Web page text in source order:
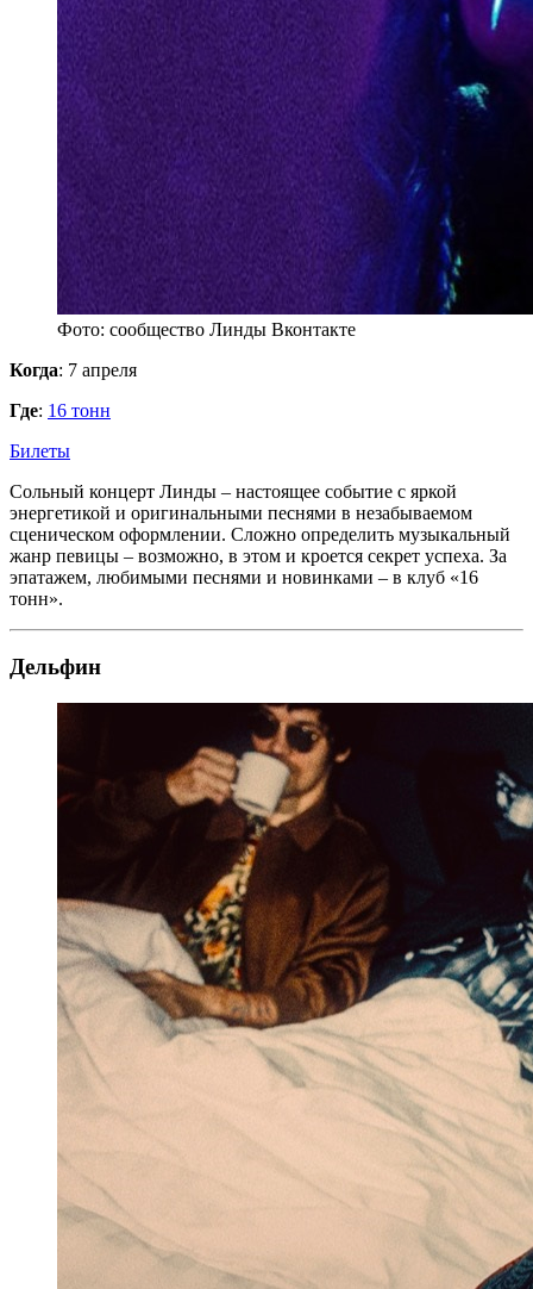
Фото: сообщество Линды Вконтакте
Когда: 7 апреля
Где: 16 тонн
Билеты
Сольный концерт Линды – настоящее событие с яркой
энергетикой и оригинальными песнями в незабываемом
сценическом оформлении. Сложно определить музыкальный
жанр певицы – возможно, в этом и кроется секрет успеха. За
эпатажем, любимыми песнями и новинками – в клуб «16
тонн».
Дельфин